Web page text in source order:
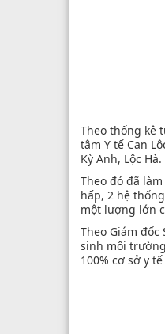
Theo thống kê
tâm Y tế Can
Kỳ Anh, Lộc Hà.
Theo đó đã
hấp, 2 hệ
một lượng lớn
Theo Giám
sinh môi
100% cơ sở y